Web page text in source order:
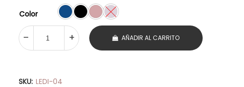
Color
AÑADIR AL CARRITO
SKU: LEDI-04